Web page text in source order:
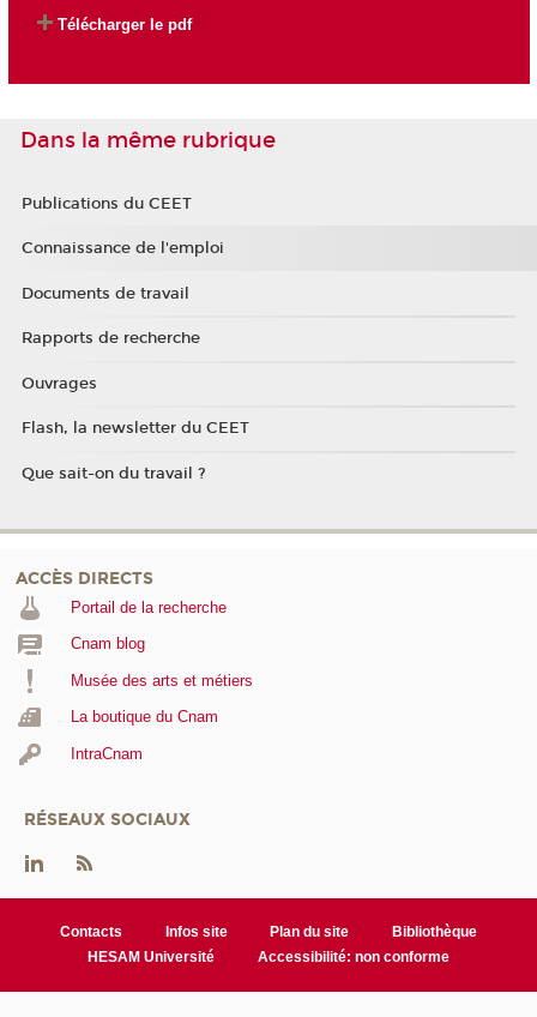
Télécharger le pdf
Dans la même rubrique
Publications du CEET
Connaissance de l'emploi
Documents de travail
Rapports de recherche
Ouvrages
Flash, la newsletter du CEET
Que sait-on du travail ?
ACCÈS DIRECTS
Portail de la recherche
Cnam blog
Musée des arts et métiers
La boutique du Cnam
IntraCnam
RÉSEAUX SOCIAUX
Contacts Infos site Plan du site
Bibliothèque
HESAM Université
Accessibilité: non conforme